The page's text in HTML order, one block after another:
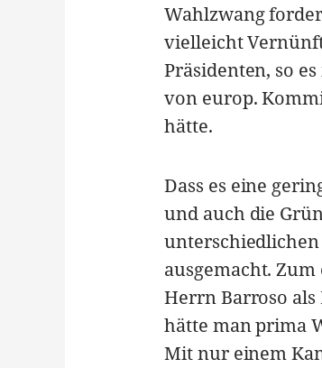
Wahlzwang
vielleicht
Präsidenten, so
von europ.
hätte.
Dass es eine
und auch die
unterschiedlichen
ausgemacht.
Herrn Barroso als
hätte man prima
Mit nur einem